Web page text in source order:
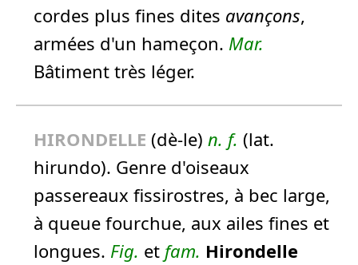
cordes plus fines dites avançons,
armées d'un hameçon. Mar.
Bâtiment très léger.
HIRONDELLE (dè-le) n. f. (lat.
hirundo). Genre d'oiseaux
passereaux fissirostres, à bec large,
à queue fourchue, aux ailes fines et
longues. Fig. et fam. Hirondelle